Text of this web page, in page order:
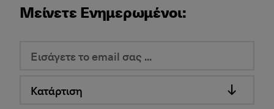
Μείνετε Ενημερωμένοι:
Κατάρτιση